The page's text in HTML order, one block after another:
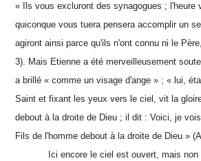
« Ils vous excluront des synagogues ; l'heure
quiconque vous tuera pensera accomplir un
agiront ainsi parce qu'ils n'ont connu ni le
3). Mais Etienne a été merveilleusement
a brillé « comme un visage d'ange » ; « lui,
Saint et fixant les yeux vers le ciel, vit la
debout à la droite de Dieu ; il dit : Voici, je
Fils de l'homme debout à la droite de Dieu »
Ici encore le ciel est ouvert, mais non